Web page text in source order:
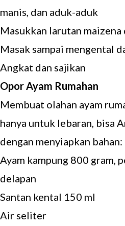
manis, dan aduk-aduk
Masukkan larutan maizena
Masak sampai mengental
Angkat dan sajikan
Opor Ayam Rumahan
Membuat olahan ayam
hanya untuk lebaran, bisa
dengan menyiapkan bahan:
Ayam kampung 800 gram,
delapan
Santan kental 150 ml
Air seliter